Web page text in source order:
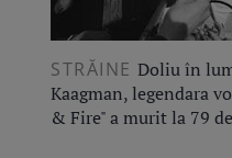
STRĂINE Doliu în
Kaagman, legendara
& Fire" a murit la 79